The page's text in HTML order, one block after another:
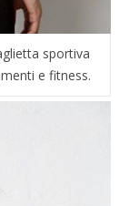
sportiva
e fitness.